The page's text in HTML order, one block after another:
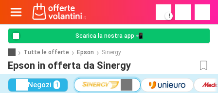
!
Scarica la nostra app 📲
Tutte le offerte Epson Sinergy
Epson in offerta da Sinergy
Negozi 1